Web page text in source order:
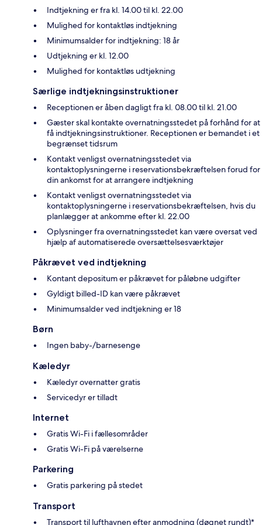
Indtjekning er fra kl. 14.00 til kl. 22.00
Mulighed for kontaktløs indtjekning
Minimumsalder for indtjekning: 18 år
Udtjekning er kl. 12.00
Mulighed for kontaktløs udtjekning
Særlige indtjekningsinstruktioner
Receptionen er åben dagligt fra kl. 08.00 til kl. 21.00
Gæster skal kontakte overnatningsstedet på forhånd for at
få indtjekningsinstruktioner. Receptionen er bemandet i et
begrænset tidsrum
Kontakt venligst overnatningsstedet via
kontaktoplysningerne i reservationsbekræftelsen forud for
din ankomst for at arrangere indtjekning
Kontakt venligst overnatningsstedet via
kontaktoplysningerne i reservationsbekræftelsen, hvis du
planlægger at ankomme efter kl. 22.00
Oplysninger fra overnatningsstedet kan være oversat ved
hjælp af automatiserede oversættelsesværktøjer
Påkrævet ved indtjekning
Kontant depositum er påkrævet for påløbne udgifter
Gyldigt billed-ID kan være påkrævet
Minimumsalder ved indtjekning er 18
Børn
Ingen baby-/barnesenge
Kæledyr
Kæledyr overnatter gratis
Servicedyr er tilladt
Internet
Gratis Wi-Fi i fællesområder
Gratis Wi-Fi på værelserne
Parkering
Gratis parkering på stedet
Transport
Transport til lufthavnen efter anmodning (døgnet rundt)*